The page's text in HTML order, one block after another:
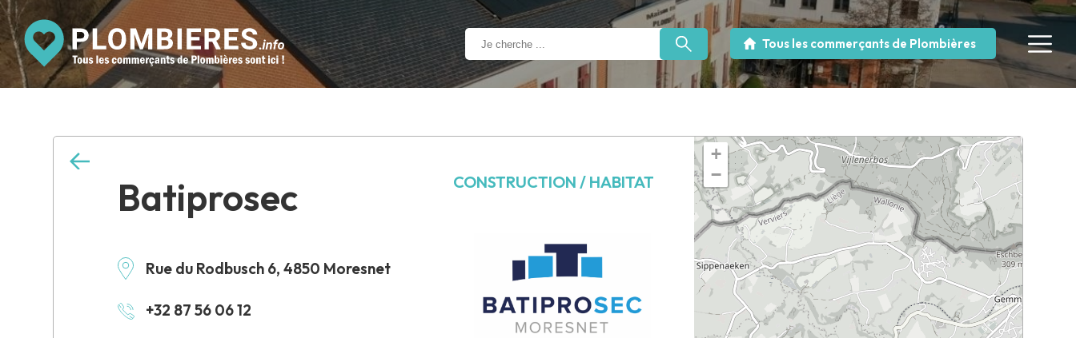
Tous les commerçants de Plombières
Batiprosec
Rue du Rodbusch 6, 4850 Moresnet
+32 87 56 06 12
CONSTRUCTION / HABITAT
+
−